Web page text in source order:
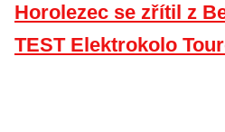
Horolezec se zřítil z
TEST Elektrokolo